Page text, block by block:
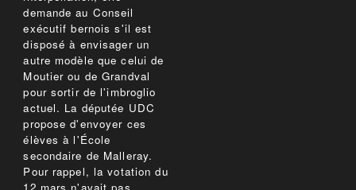
demande au Conseil
exécutif bernois s'il est
disposé à envisager un
autre modèle que celui de
Moutier ou de Grandval
pour sortir de l'imbroglio
actuel. La députée UDC
propose d'envoyer ces
élèves à l'École
secondaire de Malleray.
Pour rappel, la votation du